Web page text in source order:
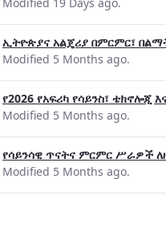
ኢትዮጵያና አልጄሪያ በምርምር፣
Modified 5 Months ago.
የ2026 የአፍሪካ የሳይንስ፣
Modified 5 Months ago.
የሳይንሳዊ ጥናትና ምርምር ሥራዎች
Modified 5 Months ago.